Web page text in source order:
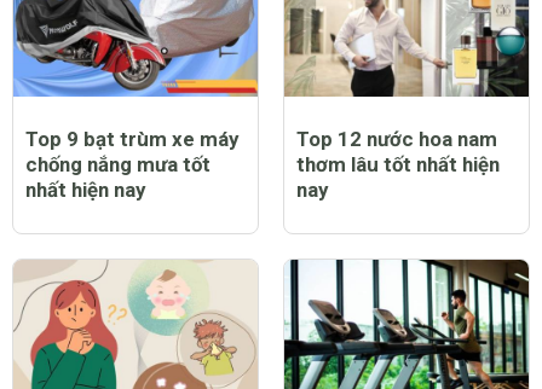
Top 9 bạt trùm xe máy
chống nắng mưa tốt
nhất hiện nay
Top 12 nước hoa nam
thơm lâu tốt nhất hiện
nay